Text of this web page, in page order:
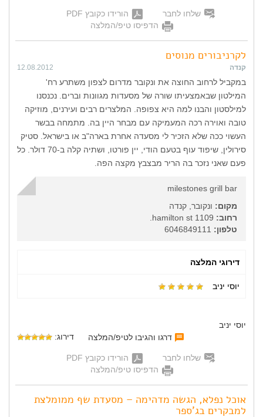
שלחו לחבר
הורידו כקובץ PDF
הדפיסו טיפ/המלצה
לקרניבורים מנוסים
קנדה 12.08.2012
במקביל לרחוב החוצה את ונקובר מדרום לצפון משתרע רח'
המילטון שבאמצעיתו שורה של מסעדות מגוונות וברים. נכנסנו
למילסטון והבנו למה היא צפופה. המלצרים רבים ועירנים, מוזיקה
טובה ואוירה רכה המעמיקה עם מבחר היין בה. מתמחה בבשר
העשוי ככה שלא הזכיר לי מסעדה אחרת בארה"ב או בישראל. סטיק
סירולין, שיפוד עוף בטעם הודי, יין פורטו, ושתיה קלה ב-70 דולר. כל
פעם שאני נזכר בה הריר מבצבץ מקצה הפה.
milestones grill bar
מקום: ונקובר, קנדה
רחוב:
טלפון:
דירוגי המלצה
יוסי יניב
יוסי יניב
דרגו והגיבו לטיפ/המלצה
דירוג:
שלחו לחבר
הורידו כקובץ PDF
הדפיסו טיפ/המלצה
אוכל נפלא, הגשה מדהימה – מסעדת שף ממומלצת
למבקרים בג'ספר